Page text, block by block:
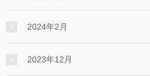
2024年2月
2023年12月